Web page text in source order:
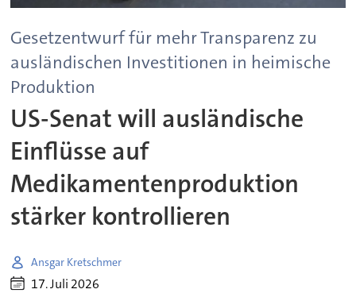
Gesetzentwurf für mehr Transparenz zu
ausländischen Investitionen in heimische
Produktion
US-Senat will ausländische
Einflüsse auf
Medikamentenproduktion
stärker kontrollieren
Ansgar Kretschmer
17. Juli 2026